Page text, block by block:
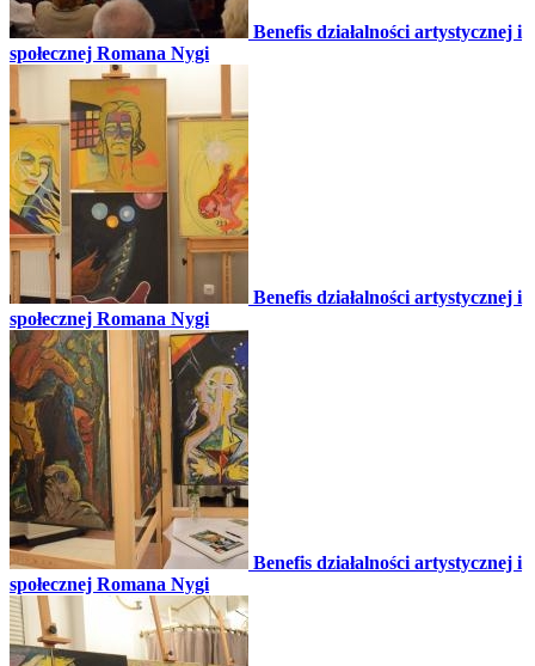
Benefis działalności artystycznej i
społecznej Romana Nygi
Benefis działalności artystycznej i
społecznej Romana Nygi
Benefis działalności artystycznej i
społecznej Romana Nygi